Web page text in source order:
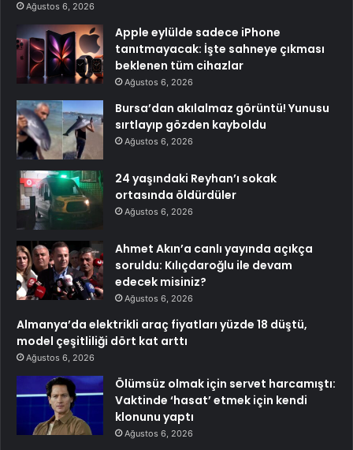
Ağustos 6, 2026
Apple eylülde sadece iPhone
tanıtmayacak: İşte sahneye çıkması
beklenen tüm cihazlar
Ağustos 6, 2026
Bursa’dan akılalmaz görüntü! Yunusu
sırtlayıp gözden kayboldu
Ağustos 6, 2026
24 yaşındaki Reyhan’ı sokak
ortasında öldürdüler
Ağustos 6, 2026
Ahmet Akın’a canlı yayında açıkça
soruldu: Kılıçdaroğlu ile devam
edecek misiniz?
Ağustos 6, 2026
Almanya’da elektrikli araç fiyatları yüzde 18 düştü,
model çeşitliliği dört kat arttı
Ağustos 6, 2026
Ölümsüz olmak için servet harcamıştı:
Vaktinde ‘hasat’ etmek için kendi
klonunu yaptı
Ağustos 6, 2026